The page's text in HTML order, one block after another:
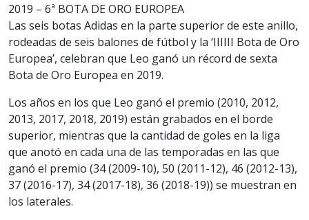
2019 – 6ª BOTA DE ORO EUROPEA
Las seis botas Adidas en la parte superior de este anillo,
rodeadas de seis balones de fútbol y la ‘IIIIII Bota de Oro
Europea’, celebran que Leo ganó un récord de sexta
Bota de Oro Europea en 2019.
Los años en los que Leo ganó el premio (2010, 2012,
2013, 2017, 2018, 2019) están grabados en el borde
superior, mientras que la cantidad de goles en la liga
que anotó en cada una de las temporadas en las que
ganó el premio (34 (2009-10), 50 (2011-12), 46 (2012-13),
37 (2016-17), 34 (2017-18), 36 (2018-19)) se muestran en
los laterales.